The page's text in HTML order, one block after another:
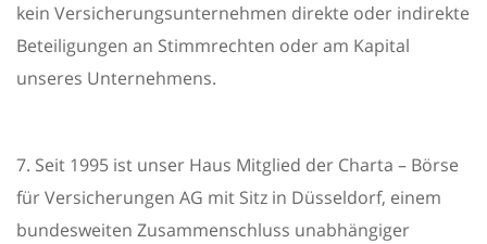
kein Versicherungsunternehmen direkte oder indirekte
Beteiligungen an Stimmrechten oder am Kapital
unseres Unternehmens.
7. Seit 1995 ist unser Haus Mitglied der Charta – Börse
für Versicherungen AG mit Sitz in Düsseldorf, einem
bundesweiten Zusammenschluss unabhängiger